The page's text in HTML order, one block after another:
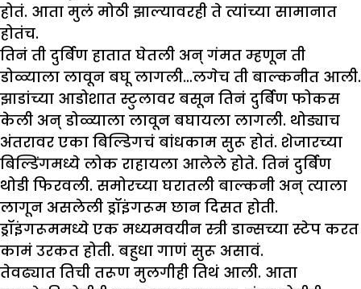
होतं. आता मुलं मोठी झाल्यावरही ते त्यांच्या सामानात
होतंच.
तिनं ती दुर्बिण हातात घेतली अन् गंमत म्हणून ती
डोळ्याला लावून बघू लागली…लगेच ती बाल्कनीत आली.
झाडांच्या आडोशात स्टुलावर बसून तिनं दुर्बिण फोकस
केली अन् डोळ्याला लावून बघायला लागली. थोड्याच
अंतरावर एका बिल्डिगचं बांधकाम सुरू होतं. शेजारच्या
बिल्डिंगमध्ये लोक राहायला आलेले होते. तिनं दुर्बिण
थोडी फिरवली. समोरच्या घरातली बाल्कनी अन् त्याला
लागून असलेली ड्रॉइंगरूम छान दिसत होती.
ड्रॉइंगरूममध्ये एक मध्यमवयीन स्त्री डान्सच्या स्टेप करत
कामं उरकत होती. बहुधा गाणं सुरू असावं.
तेवढ्यात तिची तरूण मुलगीही तिथं आली. आता